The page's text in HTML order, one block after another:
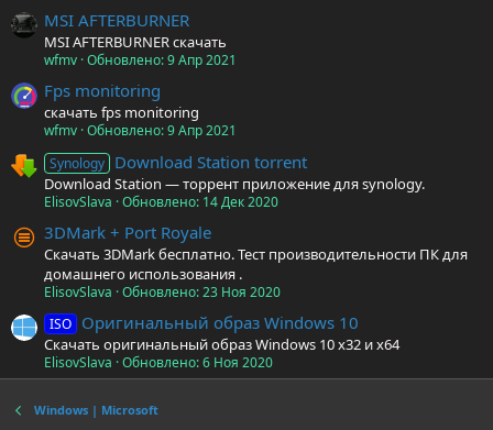
MSI AFTERBURNER
MSI AFTERBURNER скачать
wfmv Обновлено:9 Апр 2021
Fps monitoring
скачать fps monitoring
wfmv Обновлено:9 Апр 2021
Synology Download Station torrent
Download Station — торрент приложение для synology.
ElisovSlava Обновлено: 14 Дек 2020
3DMark + Port Royale
Скачать 3DMark бесплатно. Тест производительности ПК для
домашнего использования .
ElisovSlava Обновлено:23 Ноя 2020
ISO Оригинальный образ Windows 10
Скачать оригинальный образ Windows 10 x32 и x64
ElisovSlava Обновлено:6 Ноя 2020
Windows | Microsoft